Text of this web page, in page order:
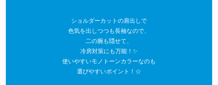
ショルダーカットの肩出しで
色気を出しつつも長袖なので、
二の腕も隠せて、
冷房対策にも万能！✨
使いやすいモノトーンカラーなのも
選びやすいポイント！☆